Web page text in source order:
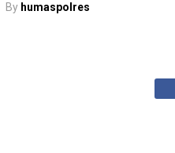
By humaspolres